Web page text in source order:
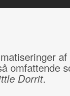
omfattende
Dorrit.